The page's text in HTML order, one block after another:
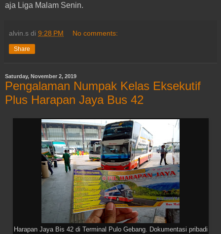
aja Liga Malam Senin.
alvin.s di 9:28 PM No comments:
Share
Saturday, November 2, 2019
Pengalaman Numpak Kelas Eksekutif
Plus Harapan Jaya Bus 42
Harapan Jaya Bis 42 di Terminal Pulo Gebang. Dokumentasi pribadi